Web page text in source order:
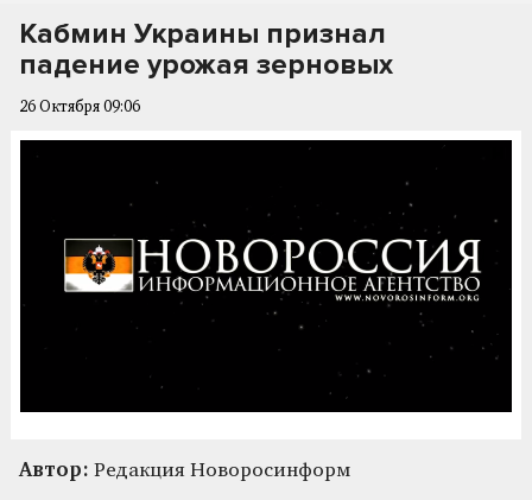
Кабмин Украины признал
падение урожая зерновых
26 Октября 09:06
Автор: Редакция Новоросинформ